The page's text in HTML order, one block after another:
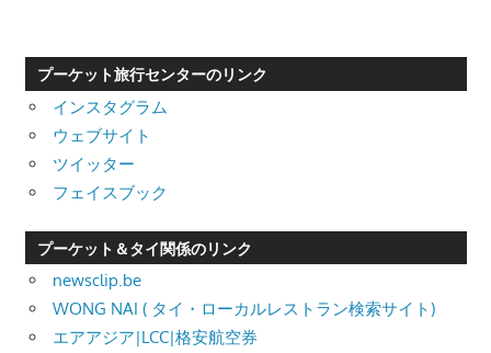
プーケット旅行センターのリンク
インスタグラム
ウェブサイト
ツイッター
フェイスブック
プーケット＆タイ関係のリンク
newsclip.be
WONG NAI ( タイ・ローカルレストラン検索サイト)
エアアジア|LCC|格安航空券